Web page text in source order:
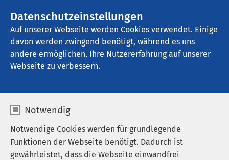
Datenschutzeinstellungen
Auf unserer Webseite werden Cookies verwendet. Einige
davon werden zwingend benötigt, während es uns
andere ermöglichen, Ihre Nutzererfahrung auf unserer
Webseite zu verbessern.
Notwendig
Notwendige Cookies werden für grundlegende
Funktionen der Webseite benötigt. Dadurch ist
gewährleistet, dass die Webseite einwandfrei